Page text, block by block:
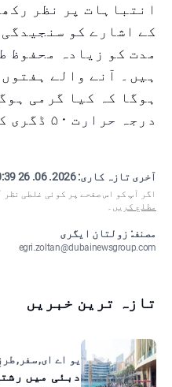
انتباہات پر نظر
کے اشارے کو
مدت کو زیادہ محفوظ
ہیں۔ آنے والے
ہوگا کہ کیا گرمی
درجہ حرارت ۵۰ ڈگری کی حد سے تجاوز کرے گا۔
آخری تازہ کاری:2026. 06. 26 00:39
اگر آپ کو اس صفحے پر کوئی غلطی نظر
مطلع کریں ۔
مصنف: زولتان ایگری
egri.zoltan@dubainewsgroup.com
تازہ ترین خبریں
یو اے ای, سفر,
دبئی میں